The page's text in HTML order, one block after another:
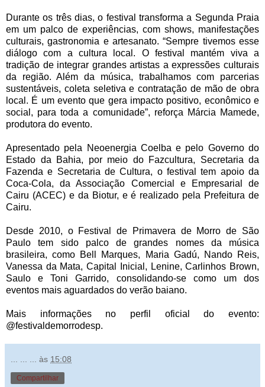
Durante os três dias, o festival transforma a Segunda Praia
em um palco de experiências, com shows, manifestações
culturais, gastronomia e artesanato. “Sempre tivemos esse
diálogo com a cultura local. O festival mantém viva a
tradição de integrar grandes artistas a expressões culturais
da região. Além da música, trabalhamos com parcerias
sustentáveis, coleta seletiva e contratação de mão de obra
local. É um evento que gera impacto positivo, econômico e
social, para toda a comunidade”, reforça Márcia Mamede,
produtora do evento.
Apresentado pela Neoenergia Coelba e pelo Governo do
Estado da Bahia, por meio do Fazcultura, Secretaria da
Fazenda e Secretaria de Cultura, o festival tem apoio da
Coca-Cola, da Associação Comercial e Empresarial de
Cairu (ACEC) e da Biotur, e é realizado pela Prefeitura de
Cairu.
Desde 2010, o Festival de Primavera de Morro de São
Paulo tem sido palco de grandes nomes da música
brasileira, como Bell Marques, Maria Gadú, Nando Reis,
Vanessa da Mata, Capital Inicial, Lenine, Carlinhos Brown,
Saulo e Toni Garrido, consolidando-se como um dos
eventos mais aguardados do verão baiano.
Mais informações no perfil oficial do evento:
@festivaldemorrodesp.
às 15:08
Compartilhar